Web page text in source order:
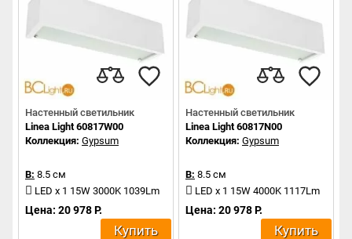
Настенный светильник
Linea Light 60817W00
Коллекция: Gypsum
В: 8.5 см
LED x 1 15W 3000K 1039Lm
Цена: 20 978 Р.
Купить
Настенный светильник
Linea Light 60817N00
Коллекция: Gypsum
В: 8.5 см
LED x 1 15W 4000K 1117Lm
Цена: 20 978 Р.
Купить